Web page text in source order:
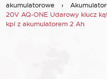
akumulatorowe
›
20V AQ-ONE Udarowy klucz
kpl z akumulatorem 2 Ah